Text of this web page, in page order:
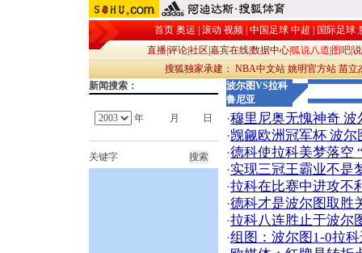
首页 奥运| 滚动 视频| 中国足球 中超 国际足球
直播评论社区 嘉宾在线数据中心狐说八道 图吧
搜狐独家承建： NBA中文站 姚明官方站 苗立
新闻搜索：
年 月 日
关键字
波尔图VS拉科
鲁尼亚
·穆里尼奥无愧神奇 波
·觊觎欧洲冠军杯 波尔
·德科使拉科美梦落空
·实现三冠王霸业不是
·拉科在比赛中进攻不
·德科才是波尔图取胜
·拉科八连胜止于波尔
·组图：波尔图1-0拉